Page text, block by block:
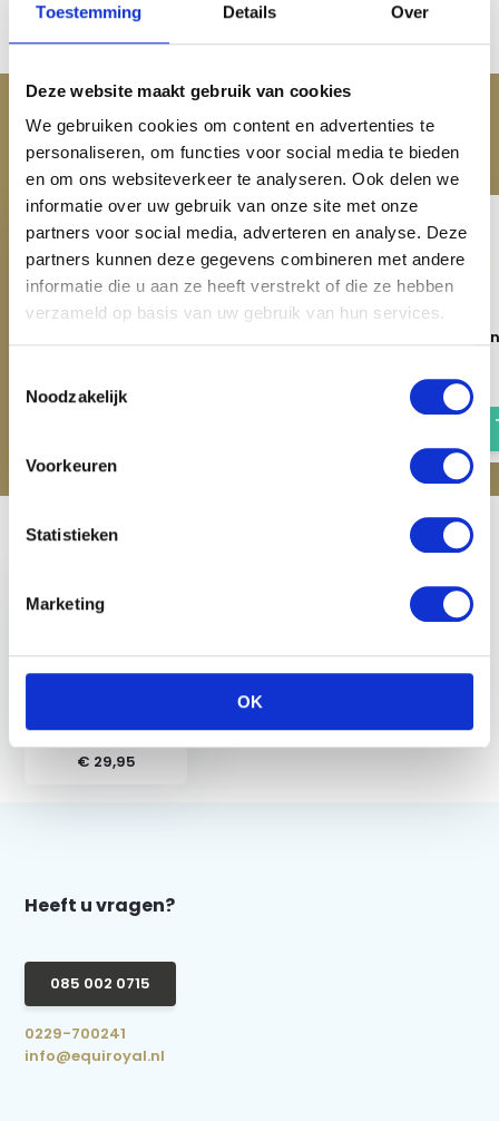
Toestemming Details Over
Deze website maakt gebruik van cookies
We gebruiken cookies om content en advertenties te
personaliseren, om functies voor social media te bieden
en om ons websiteverkeer te analyseren. Ook delen we
informatie over uw gebruik van onze site met onze
partners voor social media, adverteren en analyse. Deze
partners kunnen deze gegevens combineren met andere
informatie die u aan ze heeft verstrekt of die ze hebben
verzameld op basis van uw gebruik van hun services.
Noodzakelijk
Voorkeuren
Statistieken
Marketing
OK
ACCESSOIRES
Maak je aankoop compleet
€ 74,95
QHP Regendeken
€ 79,95
Recent bekeken
Zwart
€ 29,95
Heeft u vragen?
085 002 0715
0229-700241
info@equiroyal.nl